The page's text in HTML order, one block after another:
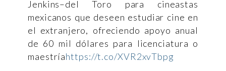
Jenkins–del Toro para cineastas
mexicanos que deseen estudiar cine en
el extranjero, ofreciendo apoyo anual
de 60 mil dólares para licenciatura o
maestríahttps://t.co/XVR2xvTbpg